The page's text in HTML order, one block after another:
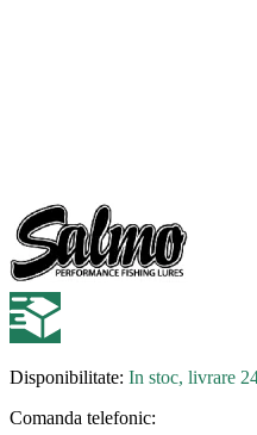
Disponibilitate: In stoc, livrare
Comanda telefonic: